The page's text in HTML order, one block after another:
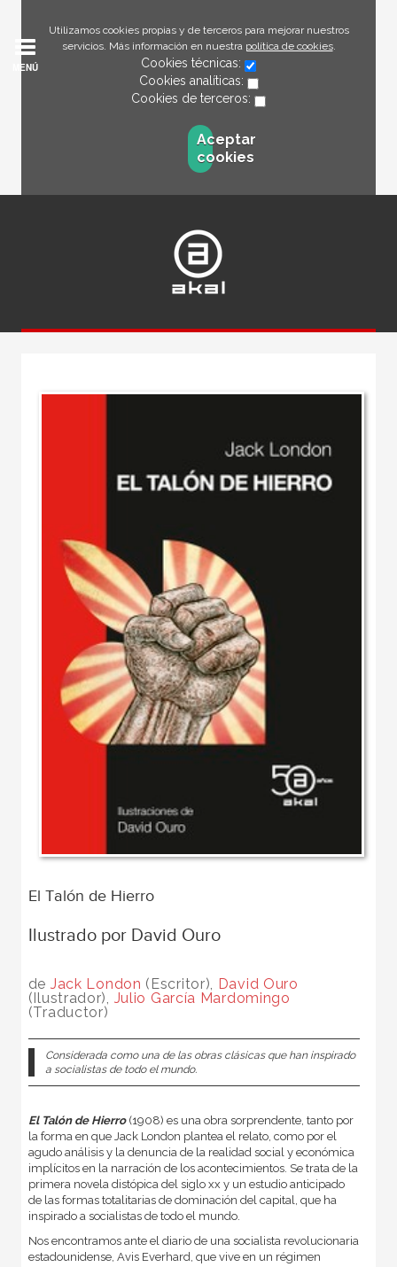
Utilizamos cookies propias y de terceros para mejorar nuestros
servicios. Más información en nuestra política de cookies.
Cookies técnicas:
Cookies analíticas:
Cookies de terceros:
Aceptar
cookies
MENÚ
El Talón de Hierro
Ilustrado por David Ouro
de Jack London (Escritor), David Ouro
(Ilustrador), Julio García Mardomingo
(Traductor)
Considerada como una de las obras clásicas que han inspirado
a socialistas de todo el mundo.
El Talón de Hierro(1908) es una obra sorprendente, tanto por
la forma en que Jack London plantea el relato, como por el
agudo análisis y la denuncia de la realidad social y económica
implícitos en la narración de los acontecimientos. Se trata de la
primera novela distópica del siglo xx y un estudio anticipado
de las formas totalitarias de dominación del capital, que ha
inspirado a socialistas de todo el mundo.
Nos encontramos ante el diario de una socialista revolucionaria
estadounidense, Avis Everhard, que vive en un régimen